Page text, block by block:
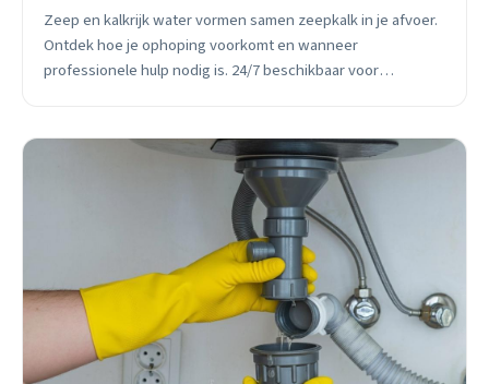
Zeep en kalkrijk water vormen samen zeepkalk in je afvoer.
Ontdek hoe je ophoping voorkomt en wanneer
professionele hulp nodig is. 24/7 beschikbaar voor